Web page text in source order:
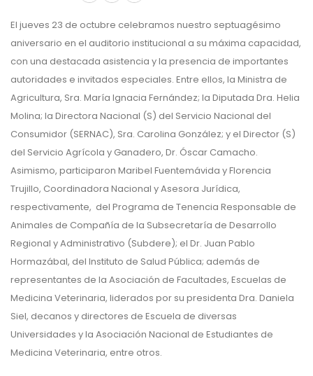
El jueves 23 de octubre celebramos nuestro septuagésimo
aniversario en el auditorio institucional a su máxima capacidad,
con una destacada asistencia y la presencia de importantes
autoridades e invitados especiales. Entre ellos, la Ministra de
Agricultura, Sra. María Ignacia Fernández; la Diputada Dra. Helia
Molina; la Directora Nacional (S) del Servicio Nacional del
Consumidor (SERNAC), Sra. Carolina González; y el Director (S)
del Servicio Agrícola y Ganadero, Dr. Óscar Camacho.
Asimismo, participaron Maribel Fuentemávida y Florencia
Trujillo, Coordinadora Nacional y Asesora Jurídica,
respectivamente, del Programa de Tenencia Responsable de
Animales de Compañía de la Subsecretaría de Desarrollo
Regional y Administrativo (Subdere); el Dr. Juan Pablo
Hormazábal, del Instituto de Salud Pública; además de
representantes de la Asociación de Facultades, Escuelas de
Medicina Veterinaria, liderados por su presidenta Dra. Daniela
Siel, decanos y directores de Escuela de diversas
Universidades y la Asociación Nacional de Estudiantes de
Medicina Veterinaria, entre otros.